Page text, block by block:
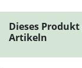
Dieses
Artikeln